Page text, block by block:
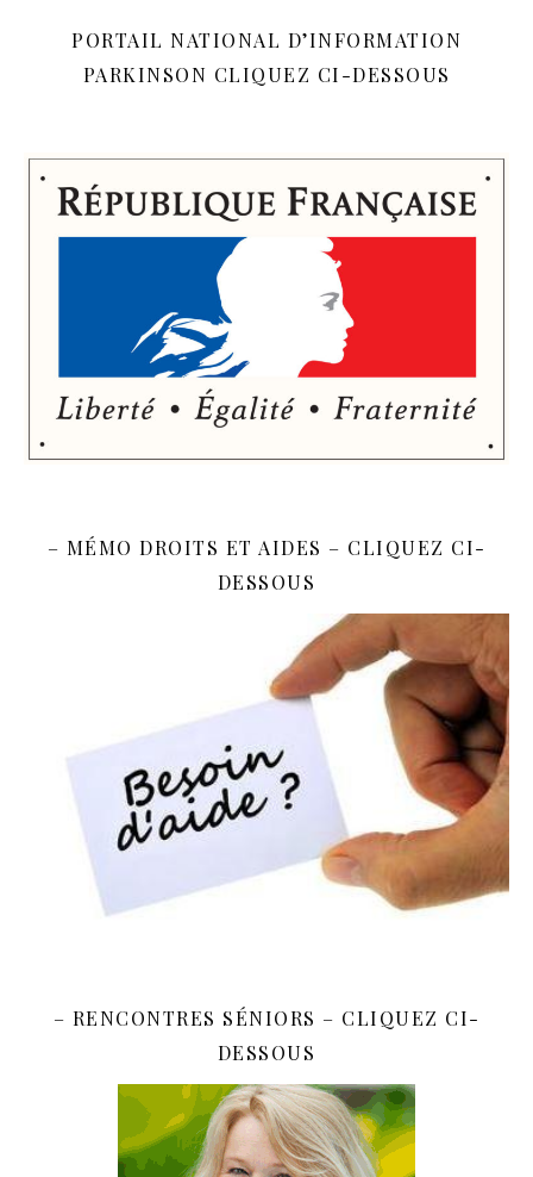
PORTAIL NATIONAL D’INFORMATION
PARKINSON CLIQUEZ CI-DESSOUS
– MÉMO DROITS ET AIDES – CLIQUEZ CI-
DESSOUS
– RENCONTRES SÉNIORS – CLIQUEZ CI-
DESSOUS